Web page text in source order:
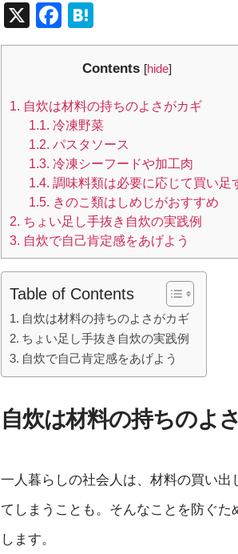
X
F
a
e
b
o
o
k
at
e
a
Contents [hide]
1. 自炊は材料の持ちのよさがカギ
1.1. 冷凍野菜
1.2. パスタソース
1.3. 冷凍シーフードや加工肉
1.4. 調味料類は必要に応じて買い足
1.5. きのこ類はしめじがおすすめ
2. ちょい足し手抜き自炊の実践例
3. 自炊で自己肯定感をあげよう
Table of Contents
自炊は材料の持ちのよさがカギ
ちょい足し手抜き自炊の実践例
自炊で自己肯定感をあげよう
自炊は材料の持ちのよ
一人暮らしの社会人は、材料の買い
てしまうことも。そんなことを防ぐ
します。